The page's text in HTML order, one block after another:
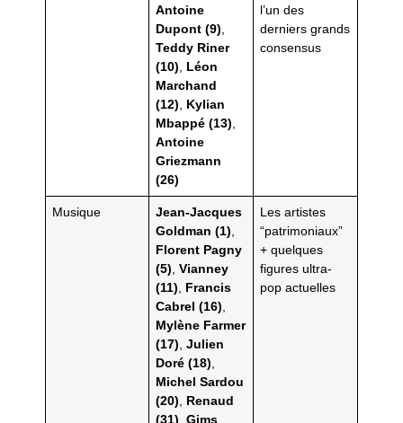
Antoine
Dupont (9)
Teddy Riner
(10)
Léon
Marchand
(12)
Kylian
Mbappé (13)
Antoine
Griezmann
(26)
l’un des
derniers grands
consensus
Musique
Jean-Jacques
Goldman (1)
Florent Pagny
(5) ,Vianney
(11)
Francis
Cabrel (16)
Mylène Farmer
(17) ,Julien
Doré (18)
Michel Sardou
(20)
Renaud
(31) ,Gims
Les artistes
“patrimoniaux”
+ quelques
figures ultra-
pop actuelles